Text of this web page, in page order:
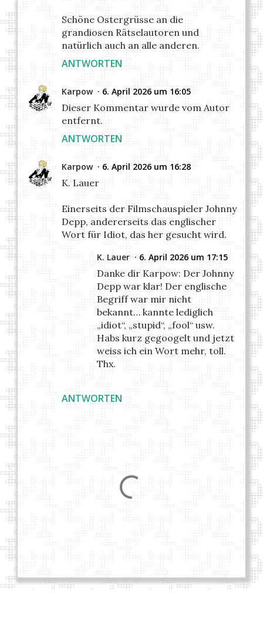
Schöne Ostergrüsse an die
grandiosen Rätselautoren und
natürlich auch an alle anderen.
ANTWORTEN
Karpow 6. April 2026 um 16:05
Dieser Kommentar wurde vom Autor
entfernt.
ANTWORTEN
Karpow 6. April 2026 um 16:28
K. Lauer
Einerseits der Filmschauspieler Johnny
Depp, andererseits das englischer
Wort für Idiot, das her gesucht wird.
ANTWORTEN
K. Lauer 6. April 2026 um 17:15
Danke dir Karpow: Der Johnny
Depp war klar! Der englische
Begriff war mir nicht
bekannt… kannte lediglich
„idiot“, „stupid“, „fool“ usw.
Habs kurz gegoogelt und jetzt
weiss ich ein Wort mehr, toll.
Thx.
K
o